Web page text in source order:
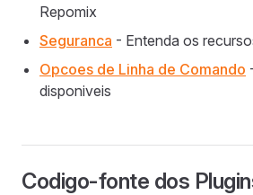
Repomix
Seguranca - Entenda os
Opcoes de Linha de Comando
disponiveis
Codigo-fonte dos